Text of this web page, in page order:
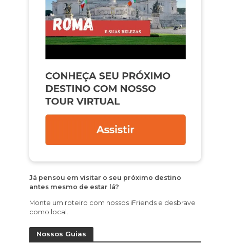
Já pensou em visitar o seu próximo destino
antes mesmo de estar lá?
Monte um roteiro com nossos iFriends e desbrave
como local.
Nossos Guias